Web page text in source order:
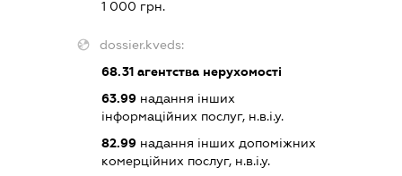
1 000 грн.
dossier.kveds:
68.31 агентства нерухомості
63.99 надання інших
інформаційних послуг, н.в.і.у.
82.99 надання інших допоміжних
комерційних послуг, н.в.і.у.